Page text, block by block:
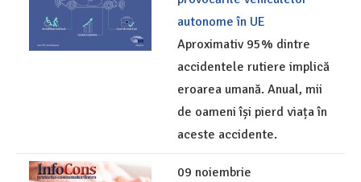
autonome în UE
Aproximativ 95% dintre
accidentele rutiere implică
eroarea umană. Anual, mii
de oameni își pierd viața în
aceste accidente.
09 noiembrie